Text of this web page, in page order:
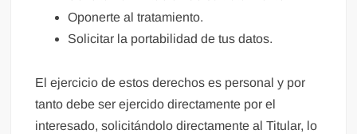
Oponerte al tratamiento.
Solicitar la portabilidad de tus datos.
El ejercicio de estos derechos es personal y por
tanto debe ser ejercido directamente por el
interesado, solicitándolo directamente al Titular, lo